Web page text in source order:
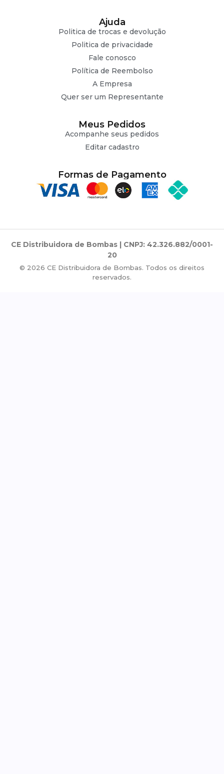
Ajuda
Politica de trocas e devolução
Politica de privacidade
Fale conosco
Política de Reembolso
A Empresa
Quer ser um Representante
Meus Pedidos
Acompanhe seus pedidos
Editar cadastro
Formas de Pagamento
CE Distribuidora de Bombas | CNPJ: 42.326.882/0001-
20
© 2026 CE Distribuidora de Bombas. Todos os direitos
reservados.